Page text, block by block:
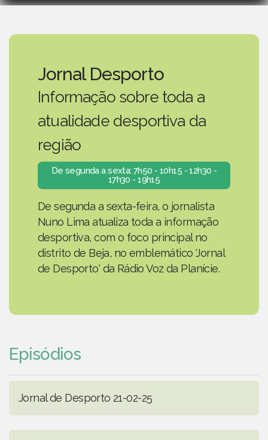
Jornal Desporto
Informação sobre toda a
atualidade desportiva da
região
De segunda a sexta: 7h50 - 10h15 - 12h30 -
17h30 - 19h15
De segunda a sexta-feira, o jornalista
Nuno Lima atualiza toda a informação
desportiva, com o foco principal no
distrito de Beja, no emblemático 'Jornal
de Desporto' da Rádio Voz da Planície.
Episódios
Jornal de Desporto 21-02-25